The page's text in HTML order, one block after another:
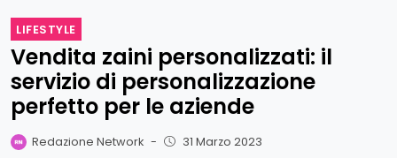
LIFESTYLE
Vendita zaini personalizzati: il
servizio di personalizzazione
perfetto per le aziende
Redazione Network - 31 Marzo 2023